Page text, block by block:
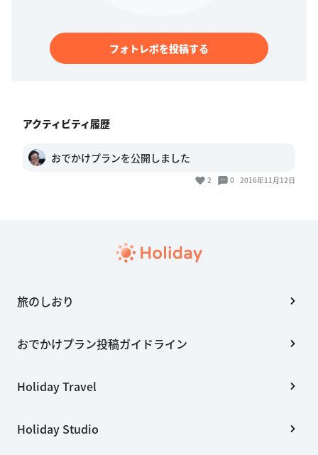
フォトレポを投稿する
アクティビティ履歴
おでかけプランを公開しました
2 0 2016年11月12日
旅のしおり
おでかけプラン投稿ガイドライン
Holiday Travel
Holiday Studio